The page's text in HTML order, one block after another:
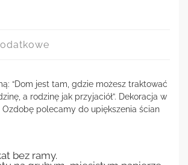
“Dom jest tam, gdzie możesz traktować
a rodzinę jak przyjaciół”. Dekoracja w
polecamy do upiększenia ścian
bez ramy.